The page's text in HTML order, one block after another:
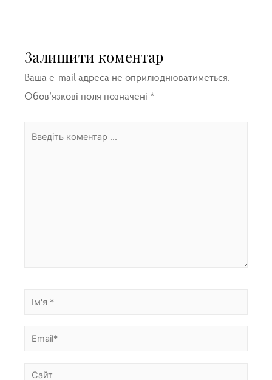
Залишити коментар
Ваша e-mail адреса не оприлюднюватиметься.
Обов’язкові поля позначені *